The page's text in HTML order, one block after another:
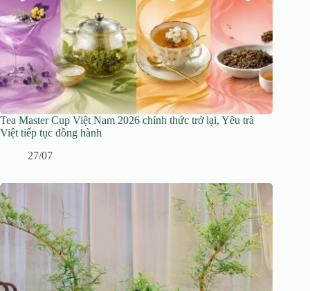
Tea Master Cup Việt Nam 2026 chính thức trở lại, Yêu trà
Việt tiếp tục đồng hành
27/07